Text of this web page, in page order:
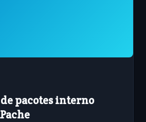
pacotes interno